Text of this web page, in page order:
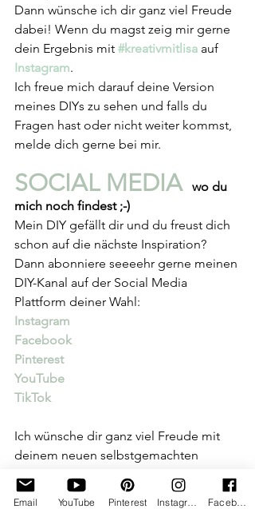
Dann wünsche ich dir ganz viel Freude
dabei! Wenn du magst zeig mir gerne
dein Ergebnis mit #kreativmitlisa auf
Instagram.
Ich freue mich darauf deine Version
meines DIYs zu sehen und falls du
Fragen hast oder nicht weiter kommst,
melde dich gerne bei mir.
SOCIAL MEDIA wo du
mich noch findest ;-)
Mein DIY gefällt dir und du freust dich
schon auf die nächste Inspiration?
Dann abonniere seeeehr gerne meinen
DIY-Kanal auf der Social Media
Plattform deiner Wahl:
Instagram
Facebook
Pinterest
YouTube
TikTok
Ich wünsche dir ganz viel Freude mit
deinem neuen selbstgemachten
Lesezeichen das hoffentlich auch im
Winter wunderschöne sommerliche
Email YouTube Pinterest